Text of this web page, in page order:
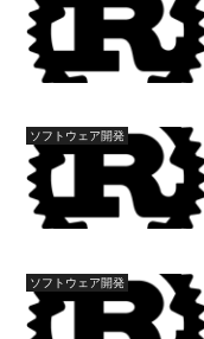
ソフトウェア開発
ソフトウェア開発